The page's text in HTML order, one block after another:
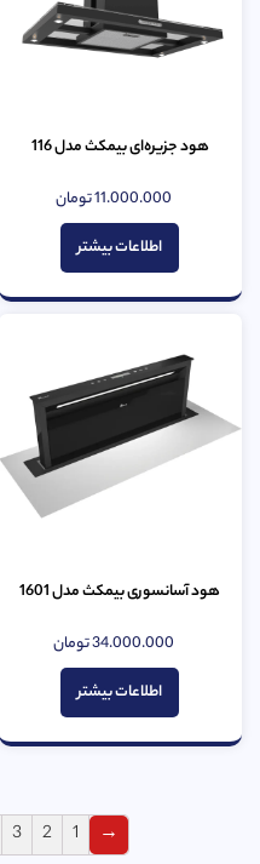
هود جزیره‌ای بیمکث مدل 116
امتیاز
0
از
5
11.000.000تومان
اطلاعات بیشتر
هود آسانسوری بیمکث مدل 1601
امتیاز
0
از
5
34.000.000تومان
اطلاعات بیشتر
→
1
2
3